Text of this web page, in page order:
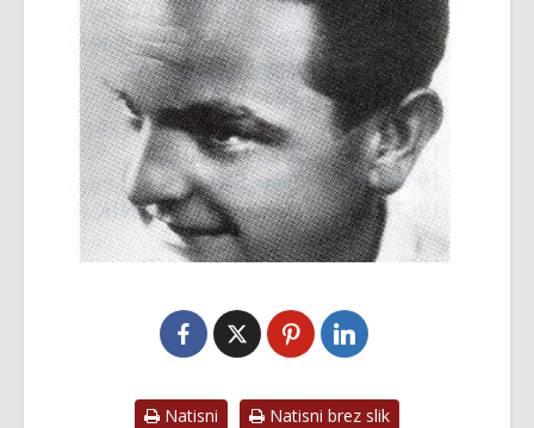
Natisni Natisni brez slik